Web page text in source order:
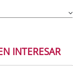
EN-13724
INTERESAR